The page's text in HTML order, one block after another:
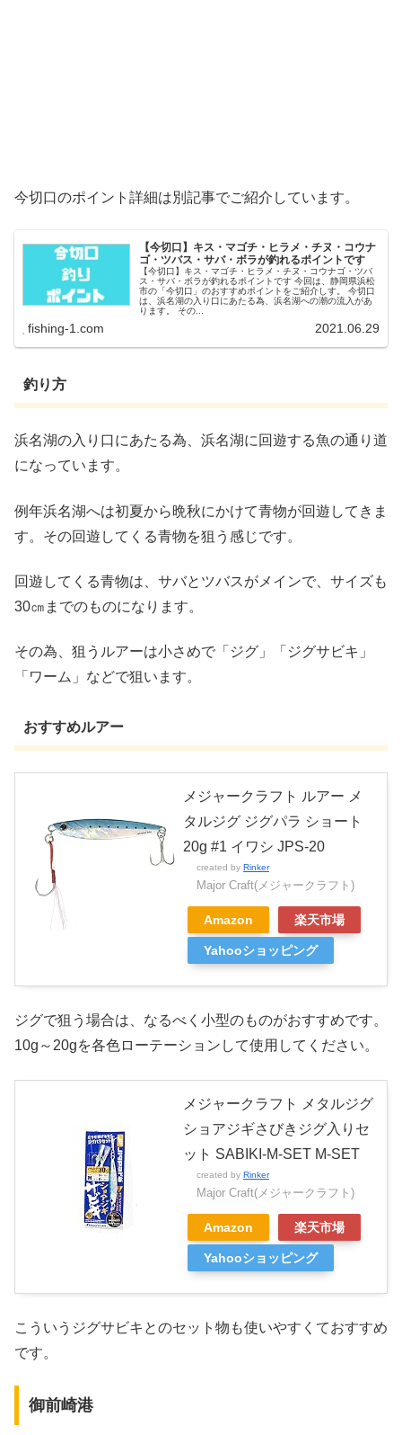
今切口のポイント詳細は別記事でご紹介しています。
【今切口】キス・マゴチ・ヒラメ・チヌ・コウナ
ゴ・ツバス・サバ・ボラが釣れるポイントです
【今切口】キス・マゴチ・ヒラメ・チヌ・コウナゴ・ツバ
ス・サバ・ボラが釣れるポイントです 今回は、静岡県浜松
市の「今切口」のおすすめポイントをご紹介しす。 今切口
は、浜名湖の入り口にあたる為、浜名湖への潮の流入があ
ります。 その...
fishing-1.com 2021.06.29
釣り方
浜名湖の入り口にあたる為、浜名湖に回遊する魚の通り道
になっています。
例年浜名湖へは初夏から晩秋にかけて青物が回遊してきま
す。その回遊してくる青物を狙う感じです。
回遊してくる青物は、サバとツバスがメインで、サイズも
30㎝までのものになります。
その為、狙うルアーは小さめで「ジグ」「ジグサビキ」
「ワーム」などで狙います。
おすすめルアー
メジャークラフト ルアー メ
タルジグ ジグパラ ショート
20g #1 イワシ JPS-20
created by Rinker
Major Craft(メジャークラフト)
Amazon 楽天市場
Yahooショッピング
ジグで狙う場合は、なるべく小型のものがおすすめです。
10g～20gを各色ローテーションして使用してください。
メジャークラフト メタルジグ
ショアジギさびきジグ入りセ
ット SABIKI-M-SET M-SET
created by Rinker
Major Craft(メジャークラフト)
Amazon 楽天市場
Yahooショッピング
こういうジグサビキとのセット物も使いやすくておすすめ
です。
御前崎港